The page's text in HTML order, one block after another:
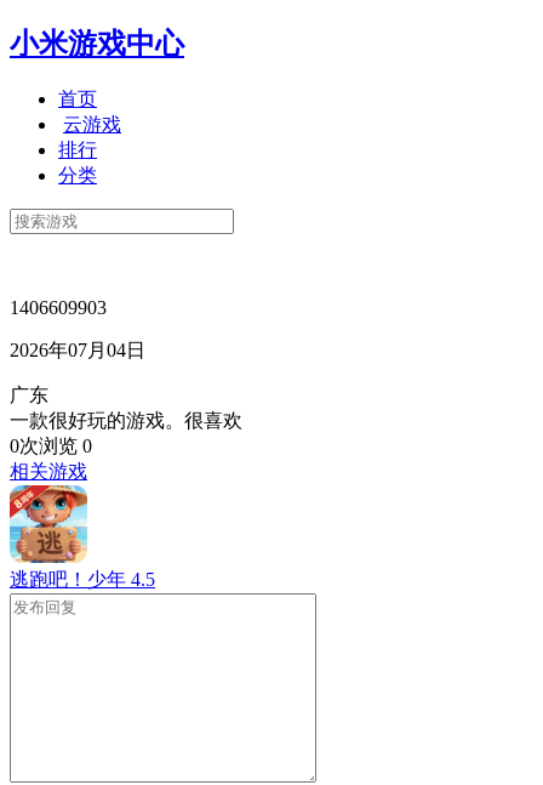
小米游戏中心
首页
云游戏
排行
分类
1406609903
2026年07月04日
广东
一款很好玩的游戏。很喜欢
0次浏览 0
相关游戏
逃跑吧！少年 4.5